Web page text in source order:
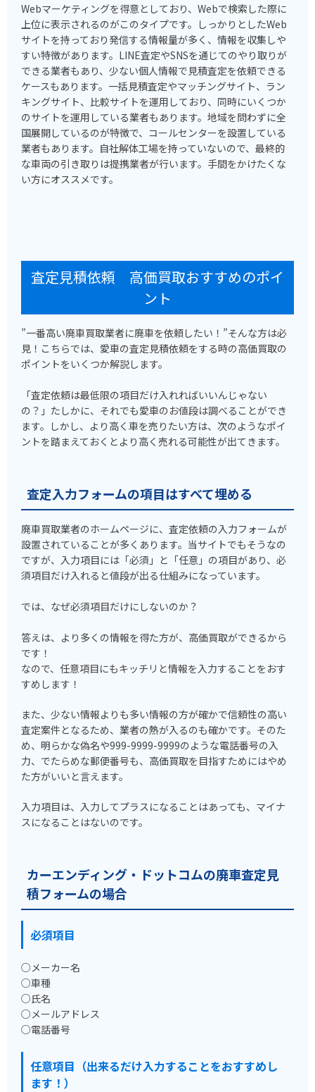
Webマーケティングを得意としており、Webで検索した際に
上位に表示されるのがこのタイプです。しっかりとしたWeb
サイトを持っており発信する情報量が多く、情報を収集しや
すい特徴があります。LINE査定やSNSを通じてのやり取りが
できる業者もあり、少ない個人情報で見積査定を依頼できる
ケースもあります。一括見積査定やマッチングサイト、ラン
キングサイト、比較サイトを運用しており、同時にいくつか
のサイトを運用している業者もあります。地域を問わずに全
国展開しているのが特徴で、コールセンターを設置している
業者もあります。自社解体工場を持っていないので、最終的
な車両の引き取りは提携業者が行います。手間をかけたくな
い方にオススメです。
査定見積依頼 高価買取おすすめのポイ
ント
”一番高い廃車買取業者に廃車を依頼したい！”そんな方は必
見！こちらでは、愛車の査定見積依頼をする時の高価買取の
ポイントをいくつか解説します。
「査定依頼は最低限の項目だけ入れればいいんじゃない
の？」たしかに、それでも愛車のお値段は調べることができ
ます。しかし、より高く車を売りたい方は、次のようなポイ
ントを踏まえておくとより高く売れる可能性が出てきます。
査定入力フォームの項目はすべて埋める
廃車買取業者のホームページに、査定依頼の入力フォームが
設置されていることが多くあります。当サイトでもそうなの
ですが、入力項目には「必須」と「任意」の項目があり、必
須項目だけ入れると値段が出る仕組みになっています。
では、なぜ必須項目だけにしないのか？
答えは、より多くの情報を得た方が、高価買取ができるから
です！
なので、任意項目にもキッチリと情報を入力することをおす
すめします！
また、少ない情報よりも多い情報の方が確かで信頼性の高い
査定案件となるため、業者の熱が入るのも確かです。そのた
め、明らかな偽名や999-9999-9999のような電話番号の入
力、でたらめな郵便番号も、高価買取を目指すためにはやめ
た方がいいと言えます。
入力項目は、入力してプラスになることはあっても、マイナ
スになることはないのです。
カーエンディング・ドットコムの廃車査定見
積フォームの場合
必須項目
○メーカー名
○車種
○氏名
○メールアドレス
○電話番号
任意項目（出来るだけ入力することをおすすめし
ます！）